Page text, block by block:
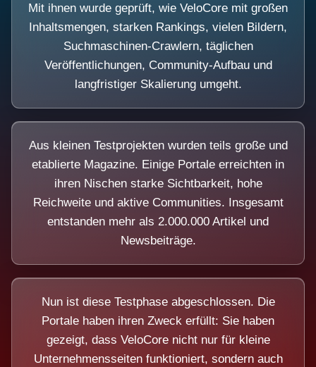
Mit ihnen wurde geprüft, wie VeloCore mit großen
Inhaltsmengen, starken Rankings, vielen Bildern,
Suchmaschinen-Crawlern, täglichen
Veröffentlichungen, Community-Aufbau und
langfristiger Skalierung umgeht.
Aus kleinen Testprojekten wurden teils große und
etablierte Magazine. Einige Portale erreichten in
ihren Nischen starke Sichtbarkeit, hohe
Reichweite und aktive Communities. Insgesamt
entstanden mehr als 2.000.000 Artikel und
Newsbeiträge.
Nun ist diese Testphase abgeschlossen. Die
Portale haben ihren Zweck erfüllt: Sie haben
gezeigt, dass VeloCore nicht nur für kleine
Unternehmensseiten funktioniert, sondern auch